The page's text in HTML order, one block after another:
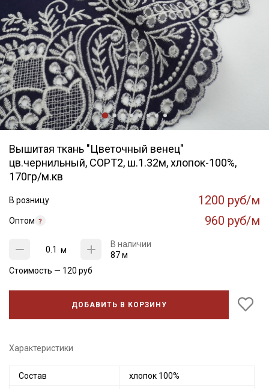
Вышитая ткань "Цветочный венец"
цв.чернильный, СОРТ2, ш.1.32м, хлопок-100%,
170гр/м.кв
В розницу 1200 руб/м
Оптом 960 руб/м
м
В наличии
87 м
Стоимость — 120 руб
ДОБАВИТЬ В КОРЗИНУ
Характеристики
Состав хлопок 100%